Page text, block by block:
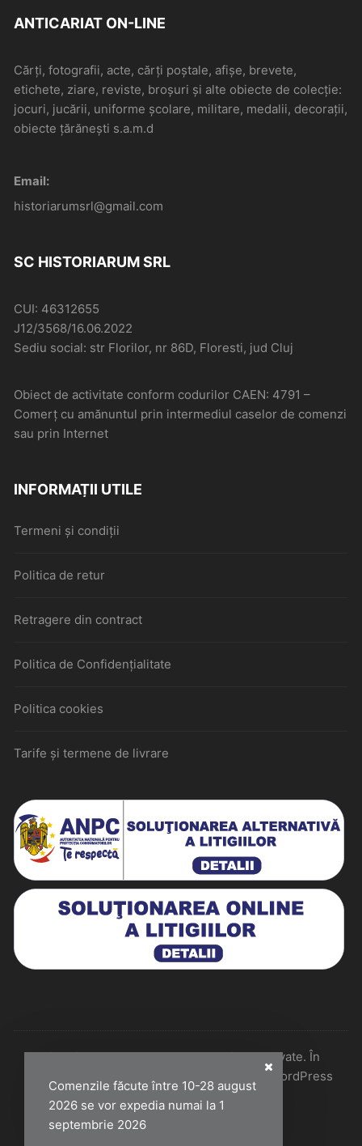
Comenzile făcute între 10-28 august
2026 se vor expedia numai la 1
septembrie 2026
ANTICARIAT ON-LINE
Cărți, fotografii, acte, cărți poștale, afișe, brevete,
etichete, ziare, reviste, broșuri și alte obiecte de colecție:
jocuri, jucării, uniforme școlare, militare, medalii, decorații,
obiecte țărănești s.a.m.d
Email:
historiarumsrl@gmail.com
SC HISTORIARUM SRL
CUI: 46312655
J12/3568/16.06.2022
Sediu social: str Florilor, nr 86D, Floresti, jud Cluj
Obiect de activitate conform codurilor CAEN: 4791 –
Comerţ cu amănuntul prin intermediul caselor de comenzi
sau prin Internet
INFORMAȚII UTILE
Termeni și condiții
Politica de retur
Retragere din contract
Politica de Confidențialitate
Politica cookies
Tarife și termene de livrare
Historiarum 2026 - Toate drepturile rezervate. În
colaborare cu Perfect Pixel & Mentenanță WordPress